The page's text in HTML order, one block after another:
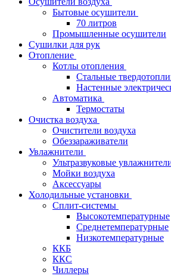
Бытовые осушители
70 литров
Промышленные осушители
Сушилки для рук
Отопление
Котлы отопления
Стальные
Настенные
Автоматика
Термостаты
Очистка воздуха
Очистители воздуха
Обеззараживатели
Увлажнители
Ультразвуковые
Мойки воздуха
Аксессуары
Холодильные установки
Сплит-системы
Высокотемпературные
Среднетемпературные
Низкотемпературные
ККБ
ККС
Чиллеры